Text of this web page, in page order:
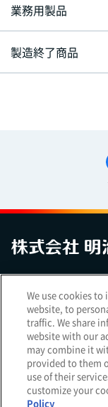
業務用製品
製造終了商品
アクセシビリティへ
Cookie Settings
明治ホールディング
Meiji Seika ファルマ
We use cookies
website, to
traffic. We share
website with our
may combine it
provided to them
use of their
customize your
Policy